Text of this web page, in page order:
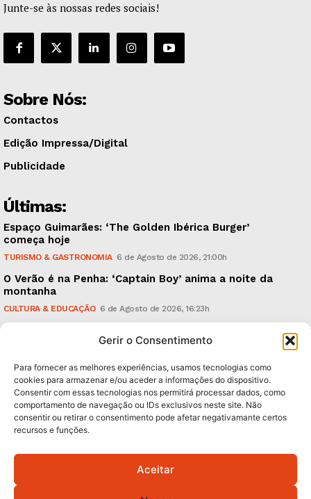
Gerir o Consentimento
Para fornecer as melhores experiências, usamos tecnologias como
cookies para armazenar e/ou aceder a informações do dispositivo.
Consentir com essas tecnologias nos permitirá processar dados, como
comportamento de navegação ou IDs exclusivos neste site. Não
consentir ou retirar o consentimento pode afetar negativamante certos
recursos e funções.
Aceitar
Junte-se às nossas redes sociais!
Sobre Nós:
Contactos
Edição Impressa/Digital
Publicidade
Últimas:
Espaço Guimarães: ‘The Golden Ibérica Burger’
começa hoje
TURISMO & GASTRONOMIA 6 de Agosto de 2026, 21:00h
O Verão é na Penha: ‘Captain Boy’ anima a noite da
montanha
CULTURA & EDUCAÇÃO 6 de Agosto de 2026, 16:23h
em causa”, garante Ricardo Araújo
Subscreva Newsletter:
QUERO ADERIR